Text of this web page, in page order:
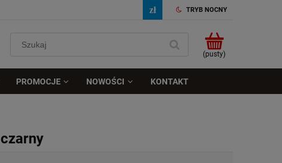
TRYB NOCNY
(pusty)
PROMOCJE NOWOŚCI KONTAKT